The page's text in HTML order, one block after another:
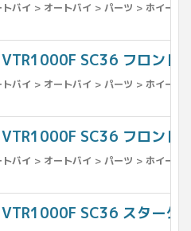
トバイ > オートバイ > パーツ > ホイール
SC36 フロント
トバイ > オートバイ > パーツ > ホイール
SC36 フロント
トバイ > オートバイ > パーツ > ホイール
SC36 スタータ